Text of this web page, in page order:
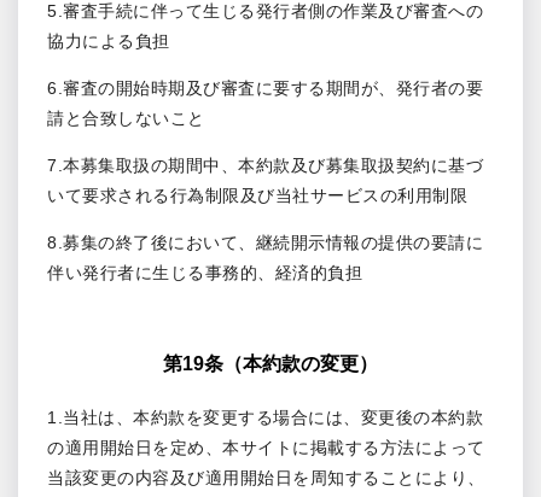
5.審査手続に伴って生じる発行者側の作業及び審査への
協力による負担
6.審査の開始時期及び審査に要する期間が、発行者の要
請と合致しないこと
7.本募集取扱の期間中、本約款及び募集取扱契約に基づ
いて要求される行為制限及び当社サービスの利用制限
8.募集の終了後において、継続開示情報の提供の要請に
伴い発行者に生じる事務的、経済的負担
第19条（本約款の変更）
1.当社は、本約款を変更する場合には、変更後の本約款
の適用開始日を定め、本サイトに掲載する方法によって
当該変更の内容及び適用開始日を周知することにより、